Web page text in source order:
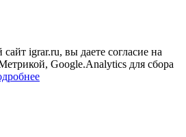
igrar.ru, вы даете согласие на
Google.Analytics для сбора